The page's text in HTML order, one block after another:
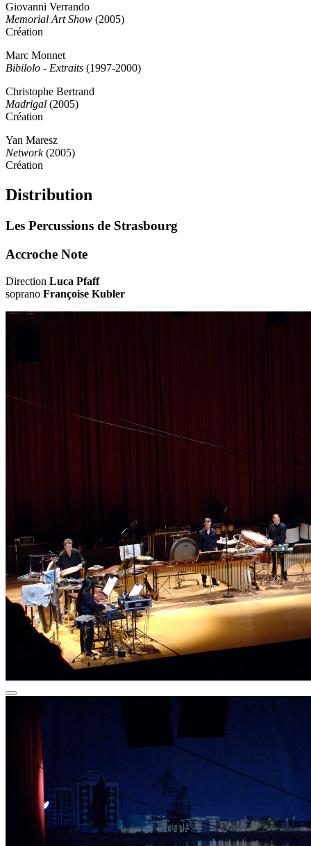
Giovanni Verrando
Memorial Art Show (2005)
Création
Marc Monnet
Bibilolo - Extraits (1997-2000)
Christophe Bertrand
Madrigal (2005)
Création
Yan Maresz
Network(2005)
Création
Distribution
Les Percussions de Strasbourg
Accroche Note
Direction Luca Pfaff
soprano Françoise Kubler